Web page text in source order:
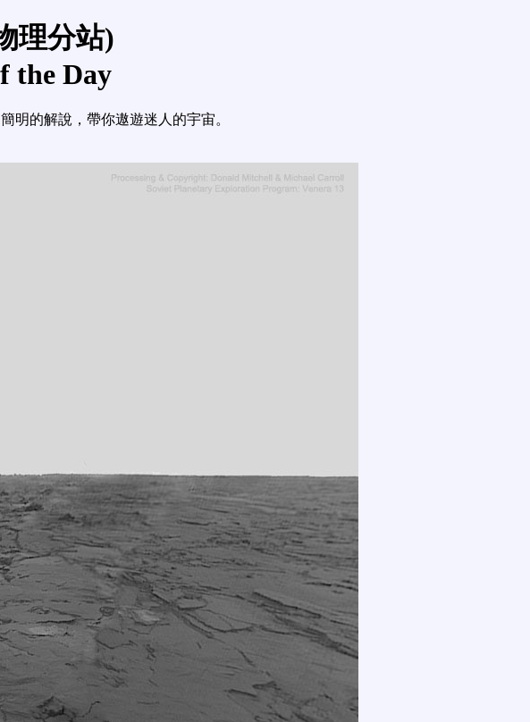
理分站)
the Day
明的解說，帶你遨遊迷人的宇宙。